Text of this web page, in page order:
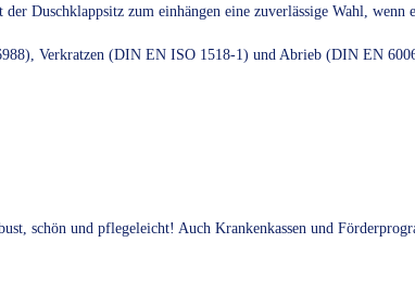
Duschklappsitz zum einhängen eine zuverlässige Wahl,
Verkratzen (DIN EN ISO 1518-1) und Abrieb (DIN EN
schön und pflegeleicht! Auch Krankenkassen und